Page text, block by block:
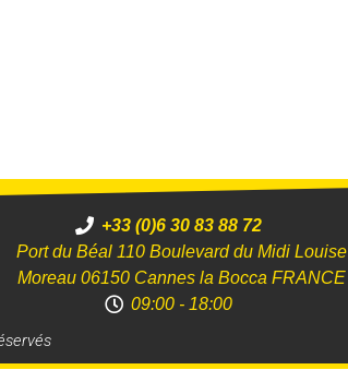
+33 (0)6 30 83 88 72
Port du Béal 110 Boulevard du Midi Louise
Moreau 06150 Cannes la Bocca FRANCE
09:00 - 18:00